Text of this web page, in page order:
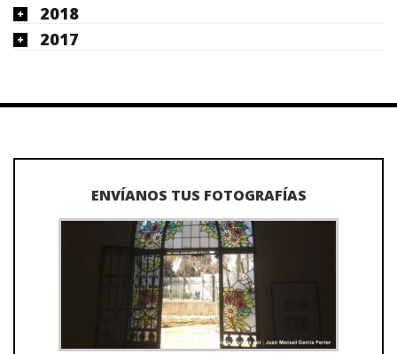
2018
2017
ENVÍANOS TUS FOTOGRAFÍAS